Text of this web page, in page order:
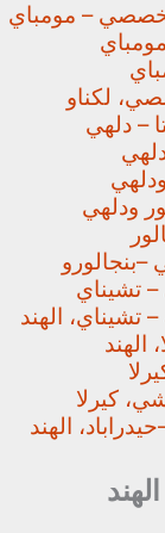
– مومباي
لكناو
– دلهي
ودلهي
–بنجالورو
– تشيناي
تشيناي، الهند
الهند
كيرلا
حيدراباد، الهند